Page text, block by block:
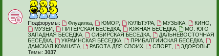
Подфорумы: Флудилка, ЮМОР, КУЛЬТУРА, МУЗЫКА КИНО
МУЗЕИ
ПИТЕРСКАЯ БЕСЕДКА, ЮЖНАЯ БЕСЕДКА,
МО. ЮГО-
ЗАПАДНАЯ БЕСЕДКА
СИБИРСКАЯ БЕСЕДКА,
ДАЛЬНЕВОСТОЧНАЯ
БЕСЕДКА
УКРАИНСКАЯ БЕСЕДКА, ПРИБАЛТИЙСКАЯ БЕСЕДКА,
ДАМСКАЯ КОМНАТА
РАБОТА ДЛЯ СВОИХ, СПОРТ,
ЗДОРОВЬЕ
Темы: 3037